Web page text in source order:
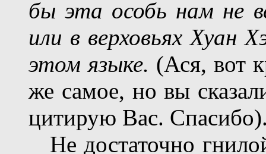
бы эта особь нам не
или в верховьях Хуан
этом языке. (Ася, вот
же самое, но вы
цитирую Вас.
Не достаточно